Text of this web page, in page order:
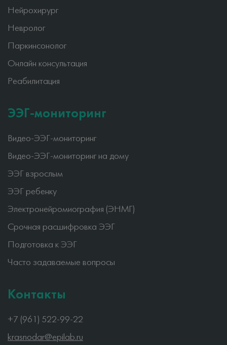
Нейрохирург
Невролог
Паркинсонолог
Онлайн консультация
Реабилитация
ЭЭГ-мониторинг
Видео-ЭЭГ-мониторинг
Видео-ЭЭГ-мониторинг на дому
ЭЭГ взрослым
ЭЭГ ребенку
Электронейромиография (ЭНМГ)
Срочная расшифровка ЭЭГ
Подготовка к ЭЭГ
Часто задаваемые вопросы
Контакты
+7 (961) 522-99-22
krasnodar@epilab.ru